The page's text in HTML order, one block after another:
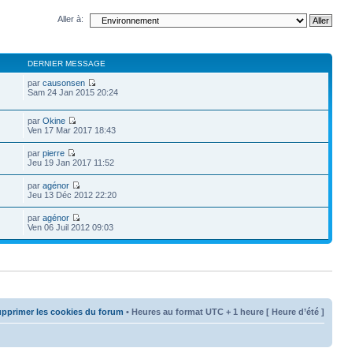
Aller à:
DERNIER MESSAGE
parcausonsen
Sam 24 Jan 2015 20:24
parOkine
Ven 17 Mar 2017 18:43
parpierre
Jeu 19 Jan 2017 11:52
paragénor
Jeu 13 Déc 2012 22:20
paragénor
Ven 06 Juil 2012 09:03
les cookies du forum • Heures au format UTC + 1 heure [ Heure d’été ]